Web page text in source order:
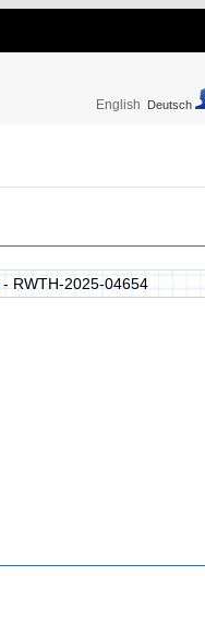
English Deutsch
- RWTH-2025-04654